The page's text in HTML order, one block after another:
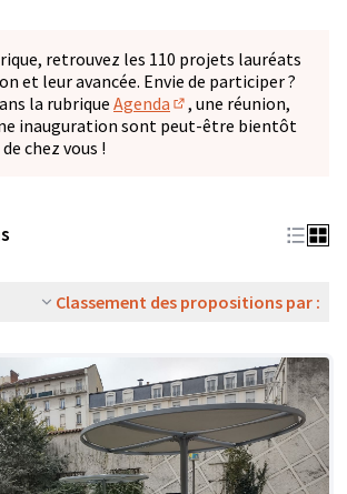
retrouvez les 110 projets lauréats
et leur avancée. Envie de participer ?
la rubrique Agenda
(S'ouvre dans un
, une réunion,
inauguration sont peut-être bientôt
chez vous !
Classement des propositions par :